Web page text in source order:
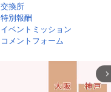
交換所
特別報酬
イベントミッション
コメントフォーム
arrow_forward_ios